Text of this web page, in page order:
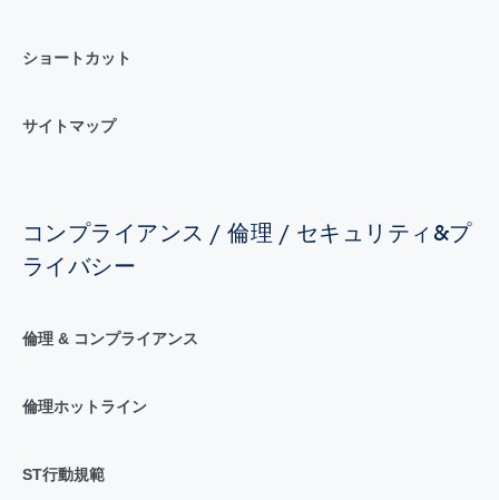
ショートカット
サイトマップ
コンプライアンス / 倫理 / セキュリティ&プ
ライバシー
倫理 & コンプライアンス
倫理ホットライン
ST行動規範